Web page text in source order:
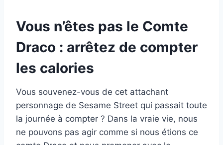
Vous n’êtes pas le Comte
Draco : arrêtez de compter
les calories
Vous souvenez-vous de cet attachant
personnage de Sesame Street qui passait toute
la journée à compter ? Dans la vraie vie, nous
ne pouvons pas agir comme si nous étions ce